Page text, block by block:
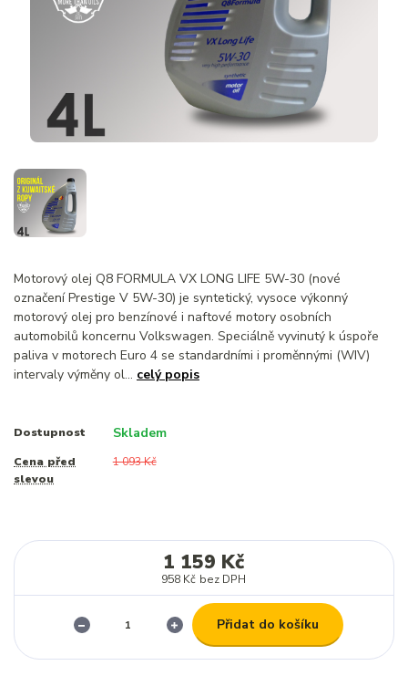
Motorový olej Q8 FORMULA VX LONG LIFE 5W-30 (nové
označení Prestige V 5W-30) je syntetický, vysoce výkonný
motorový olej pro benzínové i naftové motory osobních
automobilů koncernu Volkswagen. Speciálně vyvinutý k úspoře
paliva v motorech Euro 4 se standardními i proměnnými (WIV)
intervaly výměny ol... celý popis
Dostupnost Skladem
Cena před
slevou
1 093 Kč
1 159 Kč
958 Kč bez DPH
Přidat do košíku